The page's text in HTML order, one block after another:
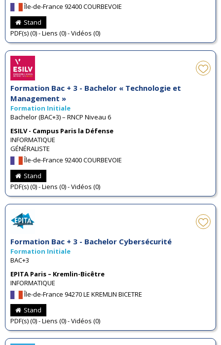
Île-de-France 92400 COURBEVOIE
Stand
PDF(s) (0) - Liens (0) - Vidéos (0)
Formation Bac + 3 - Bachelor « Technologie et
Management »
Formation Initiale
Bachelor (BAC+3) – RNCP Niveau 6
ESILV - Campus Paris la Défense
INFORMATIQUE
GÉNÉRALISTE
Île-de-France 92400 COURBEVOIE
Stand
PDF(s) (0) - Liens (0) - Vidéos (0)
Formation Bac + 3 - Bachelor Cybersécurité
Formation Initiale
BAC+3
EPITA Paris – Kremlin-Bicêtre
INFORMATIQUE
Île-de-France 94270 LE KREMLIN BICETRE
Stand
PDF(s) (0) - Liens (0) - Vidéos (0)